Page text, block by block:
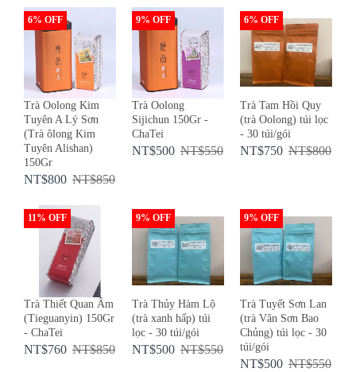
6% OFF
Trà Oolong Kim
Tuyên A Lý Sơn
(Trà ôlong Kim
Tuyên Alishan)
150Gr
NT$800 NT$850
9% OFF
Trà Oolong
Sijichun 150Gr -
ChaTei
NT$500 NT$550
6% OFF
Trà Tam Hồi Quy
(trà Oolong) túi lọc
- 30 túi/gói
NT$750 NT$800
11% OFF
Trà Thiết Quan Âm
(Tieguanyin) 150Gr
- ChaTei
NT$760 NT$850
9% OFF
Trà Thủy Hàm Lộ
(trà xanh hấp) túi
lọc - 30 túi/gói
NT$500 NT$550
9% OFF
Trà Tuyết Sơn Lan
(trà Vân Sơn Bao
Chủng) túi lọc - 30
túi/gói
NT$500 NT$550